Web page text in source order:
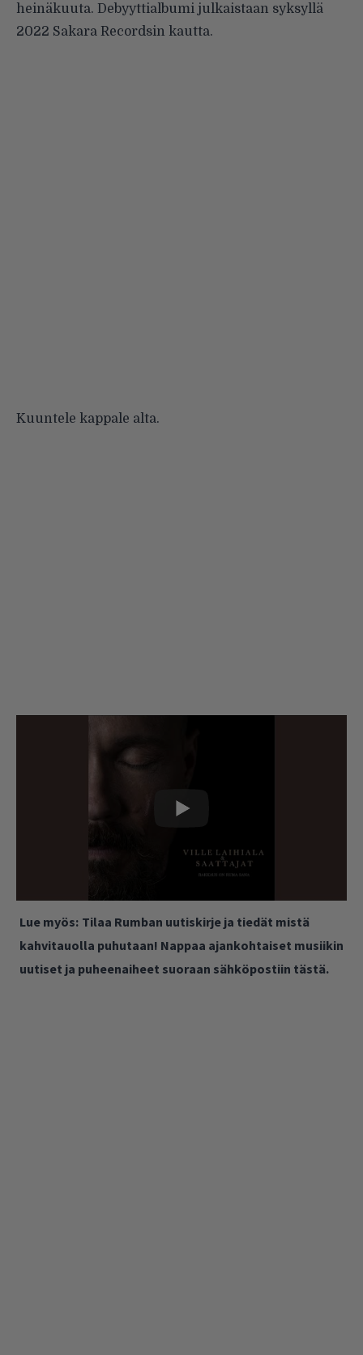
heinäkuuta. Debyyttialbumi julkaistaan syksyllä
2022 Sakara Recordsin kautta.
Kuuntele kappale alta.
Lue myös: Tilaa Rumban uutiskirje ja tiedät mistä
kahvitauolla puhutaan! Nappaa ajankohtaiset musiikin
uutiset ja puheenaiheet suoraan sähköpostiin tästä.